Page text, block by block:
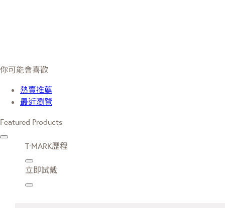
你可能會喜歡
熱賣推薦
最近瀏覽
Featured Products
T·MARK歷程
立即試戴